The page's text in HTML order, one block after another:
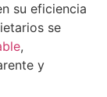
su eficiencia
se
,
y